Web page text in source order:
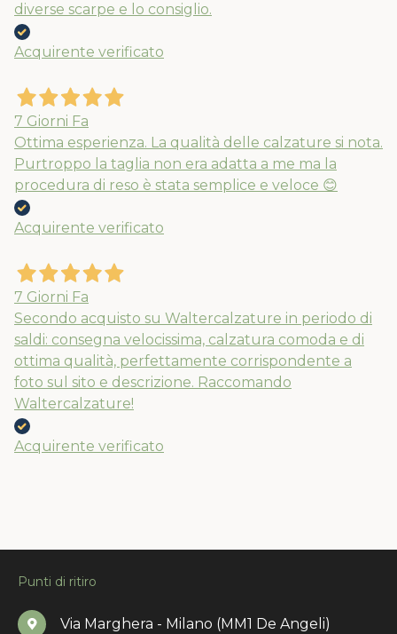
diverse scarpe e lo consiglio.
Acquirente verificato
7 Giorni Fa
Ottima esperienza. La qualità delle calzature si nota.
Purtroppo la taglia non era adatta a me ma la
procedura di reso è stata semplice e veloce 😊
Acquirente verificato
7 Giorni Fa
Secondo acquisto su Waltercalzature in periodo di
saldi: consegna velocissima, calzatura comoda e di
ottima qualità, perfettamente corrispondente a
foto sul sito e descrizione. Raccomando
Waltercalzature!
Acquirente verificato
Punti di ritiro
Via Marghera - Milano (MM1 De Angeli)